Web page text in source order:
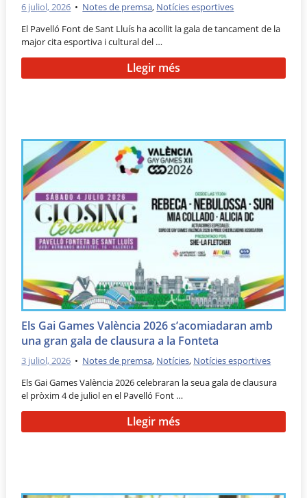
6 juliol, 2026 • Notes de premsa, Notícies esportives
El Pavelló Font de Sant Lluís ha acollit la gala de tancament de la
major cita esportiva i cultural del …
Llegir més
Els Gai Games València 2026 s’acomiadaran amb
una gran gala de clausura a la Fonteta
3 juliol, 2026 • Notes de premsa, Notícies, Notícies esportives
Els Gai Games València 2026 celebraran la seua gala de clausura
el pròxim 4 de juliol en el Pavelló Font …
Llegir més